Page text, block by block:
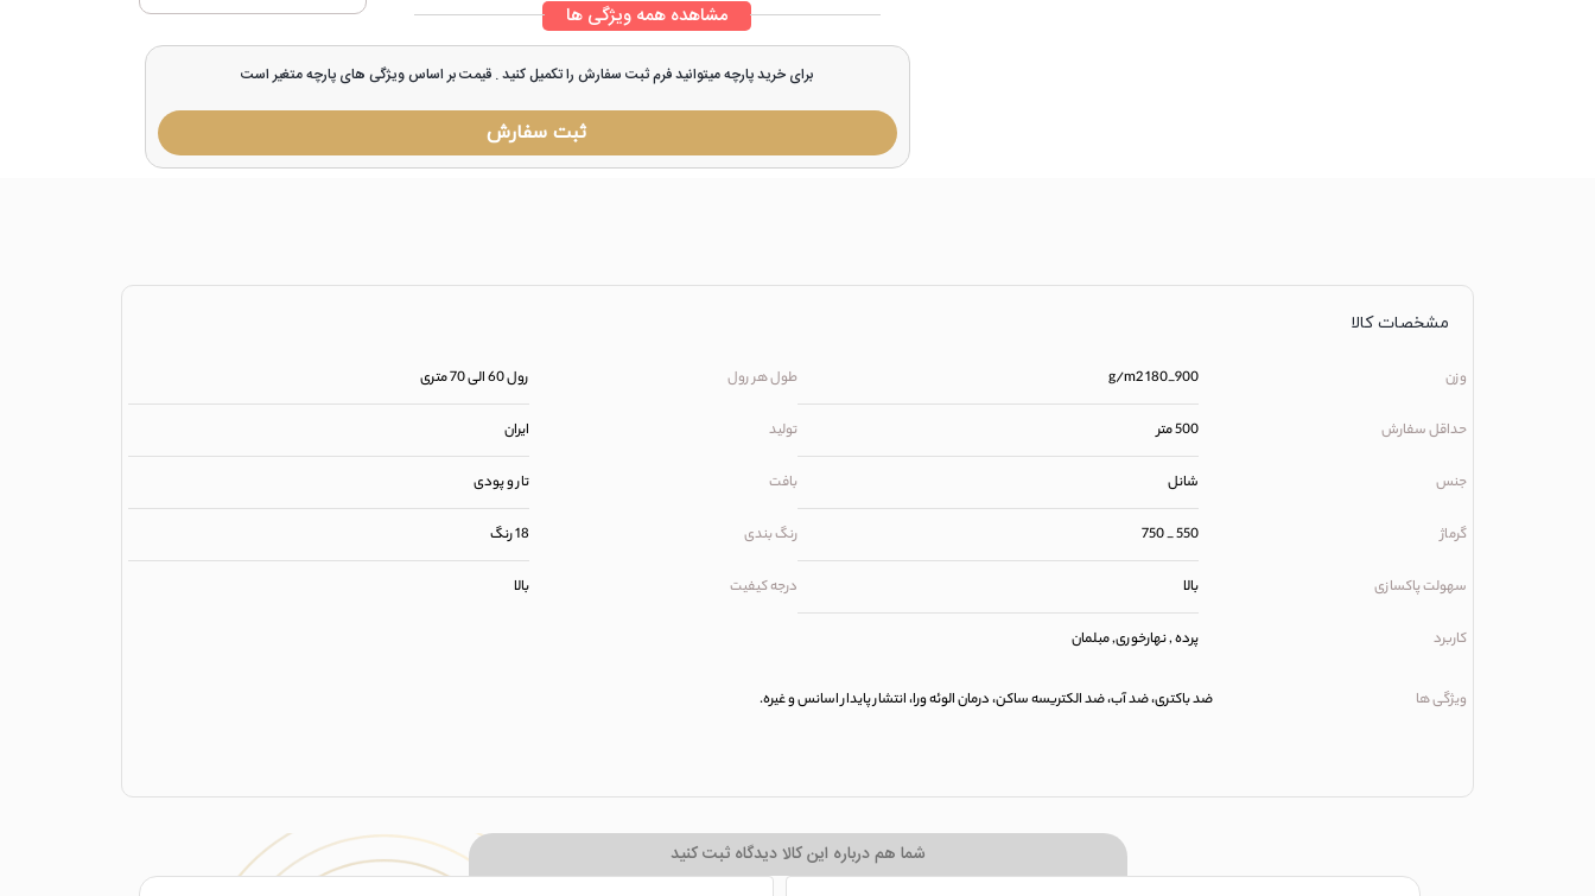
مشاهده همه ویژگی ها
برای خرید پارچه میتوانید فرم ثبت سفارش را تکمیل کنید . قیمت بر اساس ویژگی های پارچه متغیر است
ثبت سفارش
مشخصات کالا
وزن 900_180 g/m2
حداقل سفارش 500 متر
جنس شانل
گرماژ 550 _ 750
سهولت پاکسازی بالا
کاربرد پرده , نهارخوری, مبلمان
طول هر رول رول 60 الی 70 متری
تولید ایران
بافت تار و پودی
رنگ بندی 18 رنگ
درجه کیفیت بالا
ویژگی ها ضد باکتری، ضد آب، ضد الکتریسه ساکن، درمان الوئه ورا، انتشار پایدار اسانس و غیره.
شما هم درباره این کالا دیدگاه ثبت کنید